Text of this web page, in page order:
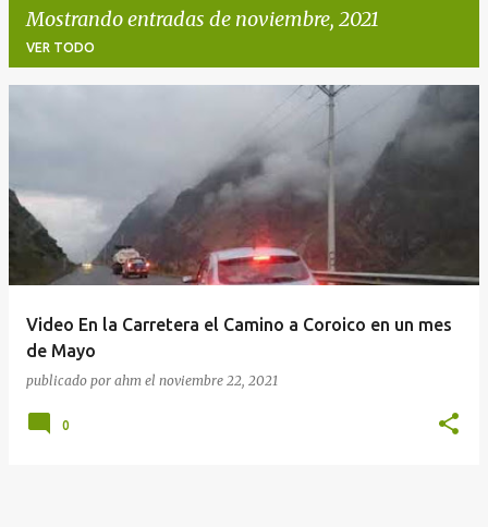
Mostrando entradas de noviembre, 2021
VER TODO
t
r
a
d
Video En la Carretera el Camino a Coroico en un mes
de Mayo
publicado por ahm el noviembre 22, 2021
0